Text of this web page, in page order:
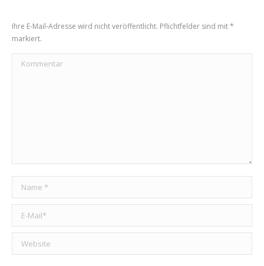
Ihre E-Mail-Adresse wird nicht veröffentlicht. Pflichtfelder sind mit*
markiert.
Kommentar
Name *
E-Mail *
Website